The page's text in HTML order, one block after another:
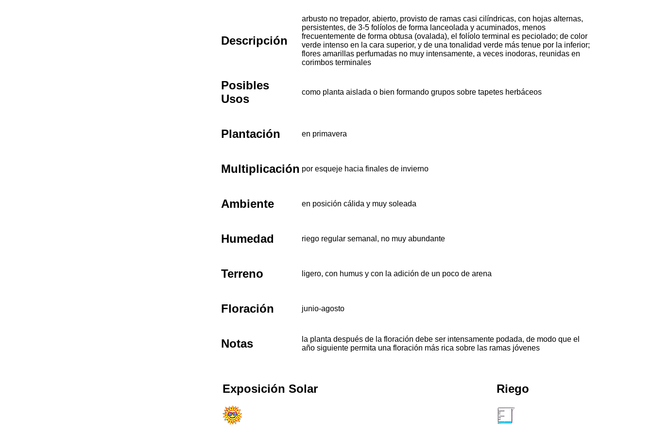
Descripción
arbusto no trepador, abierto, provisto de ramas casi cilíndricas, con hojas alternas,
persistentes, de 3-5 folíolos de forma lanceolada y acuminados, menos
frecuentemente de forma obtusa (ovalada), el folíolo terminal es peciolado; de color
verde intenso en la cara superior, y de una tonalidad verde más tenue por la inferior;
flores amarillas perfumadas no muy intensamente, a veces inodoras, reunidas en
corimbos terminales
Posibles
Usos
como planta aislada o bien formando grupos sobre tapetes herbáceos
Plantación en primavera
Multiplicación por esqueje hacia finales de invierno
Ambiente en posición cálida y muy soleada
Humedad riego regular semanal, no muy abundante
Terreno ligero, con humus y con la adición de un poco de arena
Floración junio-agosto
Notas
la planta después de la floración debe ser intensamente podada, de modo que el
año siguiente permita una floración más rica sobre las ramas jóvenes
Exposición Solar Riego